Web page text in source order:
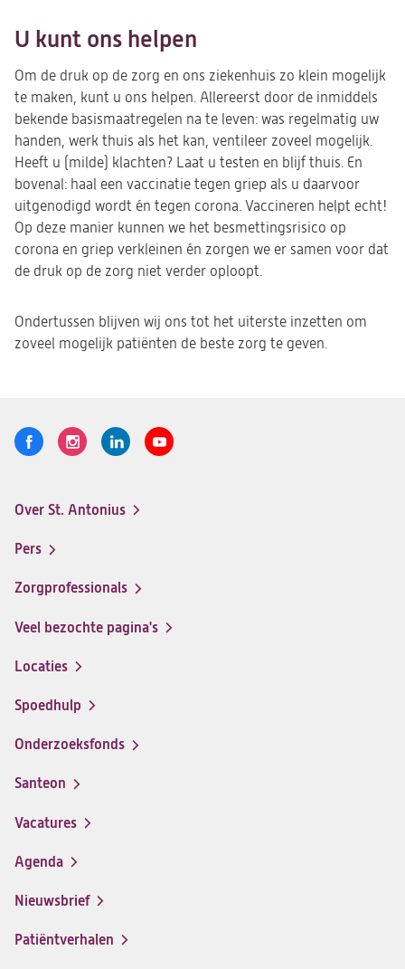
U kunt ons helpen
Om de druk op de zorg en ons ziekenhuis zo klein mogelijk
te maken, kunt u ons helpen. Allereerst door de inmiddels
bekende basismaatregelen na te leven: was regelmatig uw
handen, werk thuis als het kan, ventileer zoveel mogelijk.
Heeft u (milde) klachten? Laat u testen en blijf thuis. En
bovenal: haal een vaccinatie tegen griep als u daarvoor
uitgenodigd wordt én tegen corona. Vaccineren helpt echt!
Op deze manier kunnen we het besmettingsrisico op
corona en griep verkleinen én zorgen we er samen voor dat
de druk op de zorg niet verder oploopt.
Ondertussen blijven wij ons tot het uiterste inzetten om
zoveel mogelijk patiënten de beste zorg te geven.
Volg
Logo
een
ziekenhuis
op
Logo
een
op
Logo
een
op
Logo
menu
Over St. Antonius
Pers
Zorgprofessionals
Veel bezochte pagina's
Locaties
Spoedhulp
Onderzoeksfonds
Santeon
(opent
in
nieuwe
Vacatures
(opent
in
nieuwe
Agenda
Nieuwsbrief
Patiëntverhalen